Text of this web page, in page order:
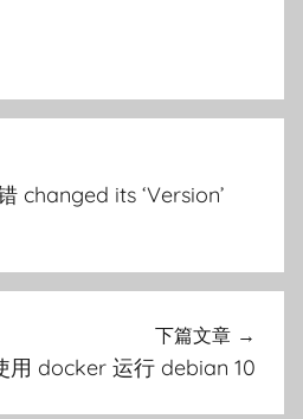
changed its ‘Version’
下篇文章
用 docker 运行 debian 10